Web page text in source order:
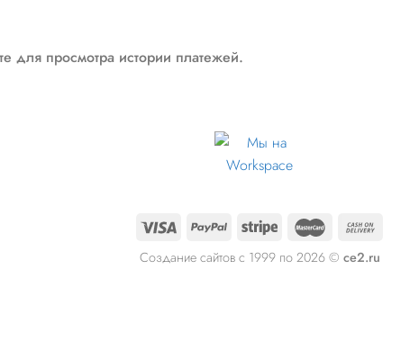
для просмотра истории платежей.
Создание сайтов с 1999 по 2026 © ce2.ru